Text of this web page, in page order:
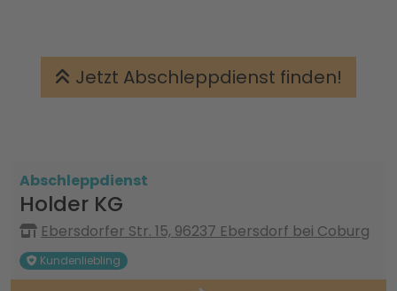
Jetzt Abschleppdienst finden!
Abschleppdienst
Holder KG
Ebersdorfer Str. 15, 96237 Ebersdorf bei Coburg
Kundenliebling